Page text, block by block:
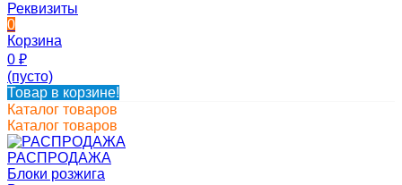
Реквизиты
0
Корзина
0 ₽
(пусто)
Товар в корзине!
Каталог товаров
Каталог товаров
РАСПРОДАЖА
Блоки розжига